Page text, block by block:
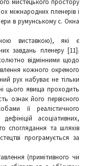
мистецького простору
міжнародних пленерів і
в румунському с. Окна
виставкою), які є
завдань пленеру [11].
відмінними щодо
кожного окремого
рух набуває не тільки
цього явища проходить
ознак його первісного
її реалістичного
асоціативних,
споглядання та шляхів
програмується за
(примітивного чи